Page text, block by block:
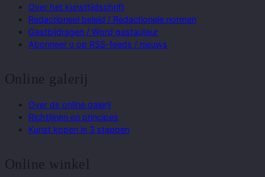
Over het kunsttijdschrift
Redactioneel beleid / Redactionele normen
Gastbijdragen / Word gastauteur
Abonneer u op RSS-feeds / nieuws
Online galerij
Over de online galerij
Richtlijnen en principes
Kunst kopen in 3 stappen
Online winkel